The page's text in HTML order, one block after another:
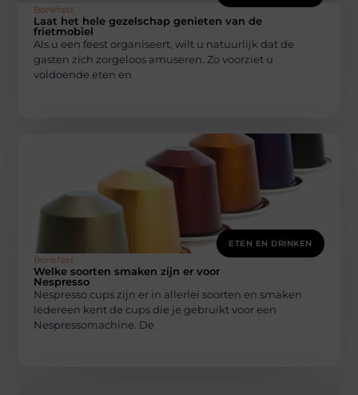
Bonefast
Laat het hele gezelschap genieten van de
frietmobiel
Als u een feest organiseert, wilt u natuurlijk dat de
gasten zich zorgeloos amuseren. Zo voorziet u
voldoende eten en
ETEN EN DRINKEN
Bonefast
Welke soorten smaken zijn er voor
Nespresso
Nespresso cups zijn er in allerlei soorten en smaken
Iedereen kent de cups die je gebruikt voor een
Nespressomachine. De